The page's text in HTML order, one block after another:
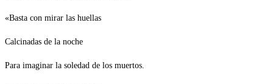
«Basta con mirar las huellas
Calcinadas de la noche
Para imaginar la soledad de los muertos.